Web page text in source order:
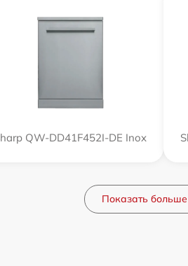
QW-DD41F452I-DE Inox
Показать больше